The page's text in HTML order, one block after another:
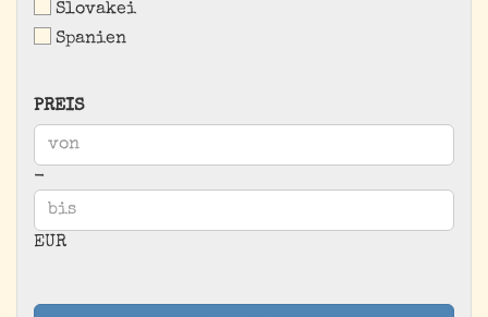
Slovakei
Spanien
PREIS
PREIS
Preis bis
-
EUR